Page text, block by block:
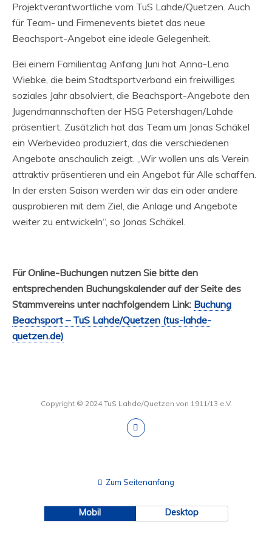
Projektverantwortliche vom TuS Lahde/Quetzen. Auch
für Team- und Firmenevents bietet das neue
Beachsport-Angebot eine ideale Gelegenheit.
Bei einem Familientag Anfang Juni hat Anna-Lena
Wiebke, die beim Stadtsportverband ein freiwilliges
soziales Jahr absolviert, die Beachsport-Angebote den
Jugendmannschaften der HSG Petershagen/Lahde
präsentiert. Zusätzlich hat das Team um Jonas Schäkel
ein Werbevideo produziert, das die verschiedenen
Angebote anschaulich zeigt. „Wir wollen uns als Verein
attraktiv präsentieren und ein Angebot für Alle schaffen.
In der ersten Saison werden wir das ein oder andere
ausprobieren mit dem Ziel, die Anlage und Angebote
weiter zu entwickeln“, so Jonas Schäkel.
Für Online-Buchungen nutzen Sie bitte den
entsprechenden Buchungskalender auf der Seite des
Stammvereins unter nachfolgendem Link: Buchung
Beachsport – TuS Lahde/Quetzen (tus-lahde-
quetzen.de)
Copyright © 2024 TuS Lahde/Quetzen von 1911/13 e.V.
Zum Seitenanfang
Mobil Desktop